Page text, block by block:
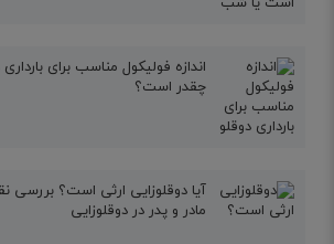
اندازه فولیکول مناسب برای بارداری
چقدر است؟
آیا دوقلوزایی ارثی است؟ بررسی
مادر و پدر در دوقلوزایی